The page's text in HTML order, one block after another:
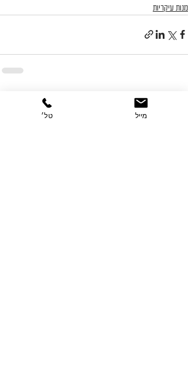
מנות עיקריות
פוסטים אחרונים
טל׳ מייל